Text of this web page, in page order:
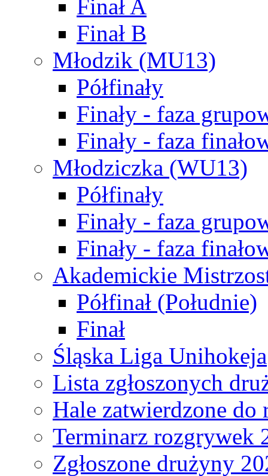
Finał A
Finał B
Młodzik (MU13)
Półfinały
Finały - faza
Finały - faza
Młodziczka (WU13)
Półfinały
Finały - faza
Finały - faza
Akademickie
Półfinał (Południe)
Finał
Śląska Liga Unihokeja
Lista zgłoszonych
Hale zatwierdzone do
Terminarz rozgrywek
Zgłoszone drużyny